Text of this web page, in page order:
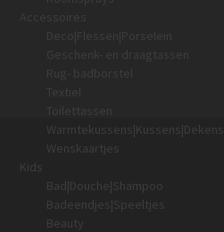
Accessoires
Deco|Flessen|Porselein
Geschenk- en draagtassen
Rug- badborstel
Textiel
Toilettassen
Warmtekussens|Kussens|Dekens
Wenskaartjes
Kids
Bad|Douche|Shampoo
Badeendjes|Speeltjes
Beauty